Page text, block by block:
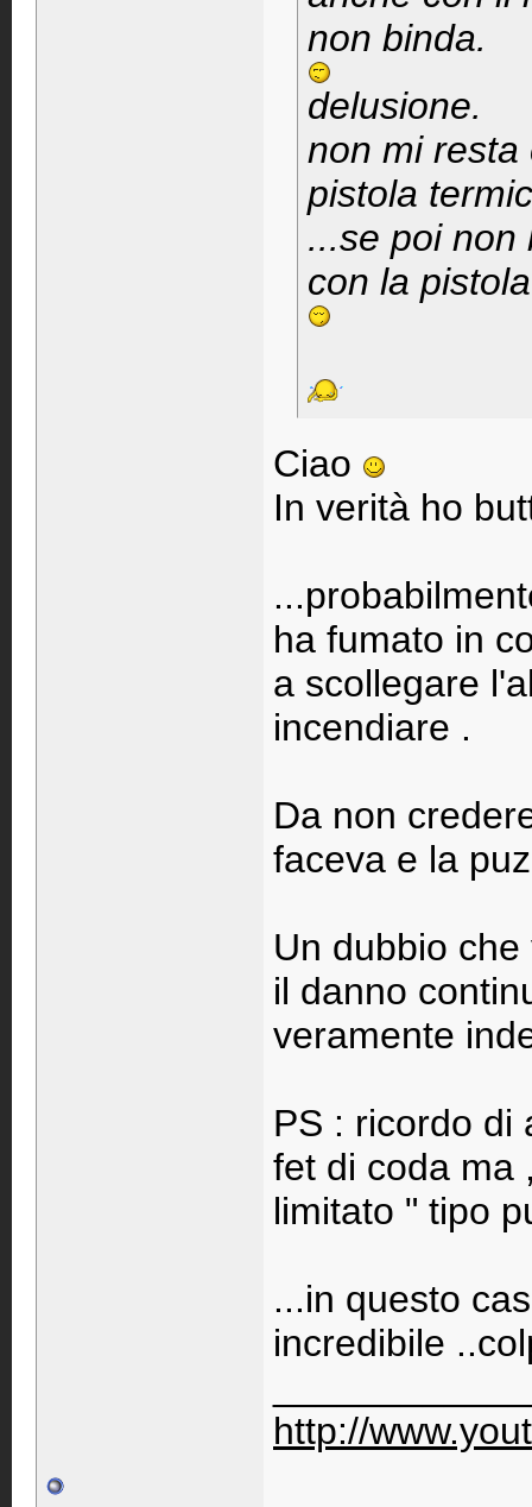
non binda.
delusione.
non mi resta
pistola
...se poi non
con la
Ciao
In verità ho
ha fumato in
a scollegare
incendiare .
Da non
faceva e la
Un dubbio
il danno
veramente
PS : ricordo di
fet di coda ma
limitato " tipo
...in questo
incredibile
http://